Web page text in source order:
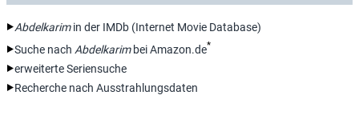
Abdelkarimin der IMDb (Internet Movie Database)
Suche nach Abdelkarim bei Amazon.de*
erweiterte Seriensuche
Recherche nach Ausstrahlungsdaten